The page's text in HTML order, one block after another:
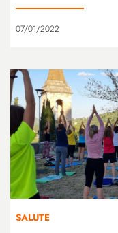
07/01/2022
SALUTE